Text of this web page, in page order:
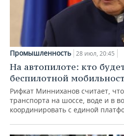
Промышленность 28 июл, 20:45
На автопилоте: кто
беспилотной
Рифкат Минниханов считает,
транспорта на шоссе, воде и в
координировать с единой